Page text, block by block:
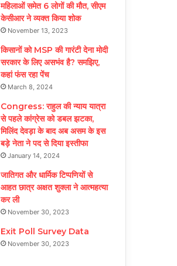
महिलाओं समेत 6 लोगों की मौत, सीएम
केसीआर ने व्यक्त किया शोक
November 13, 2023
किसानों को MSP की गारंटी देना मोदी
सरकार के लिए असभंव है? समझिए,
कहां फंस रहा पेंच
March 8, 2024
Congress: राहुल की न्याय यात्रा
से पहले कांग्रेस को डबल झटका,
मिलिंद देवड़ा के बाद अब असम के इस
बड़े नेता ने पद से दिया इस्तीफा
January 14, 2024
जातिगत और धार्मिक टिप्पणियों से
आहत छात्र अक्षत शुक्ला ने आत्महत्या
कर ली
November 30, 2023
Exit Poll Survey Data
November 30, 2023